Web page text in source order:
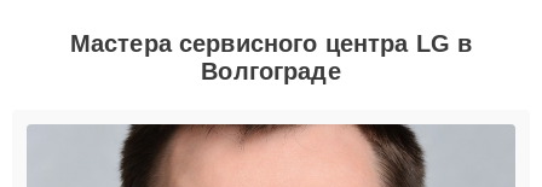
Мастера сервисного центра LG в
Волгограде